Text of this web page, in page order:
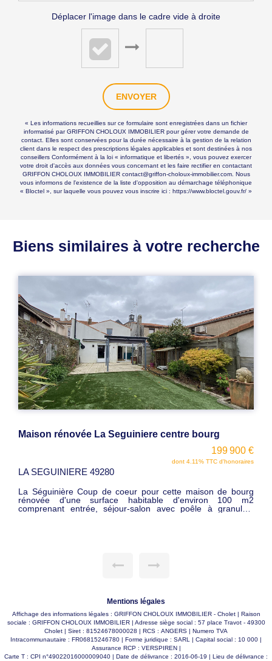
Déplacer l'image dans le cadre vide à droite
ENVOYER
« Les informations recueillies sur ce formulaire sont enregistrées dans un fichier
informatisé par GRIFFON CHOLOUX IMMOBILIER pour gérer votre demande de
contact. Elles sont conservées pour la durée nécessaire à la gestion de la relation
client dans le respect des prescriptions légales applicables et sont destinées à nos
conseillers Conformément à la loi « informatique et libertés », vous pouvez exercer
votre droit d'accès aux données vous concernant et les faire rectifier en contactant
GRIFFON CHOLOUX IMMOBILIER contact@griffon-choloux-immobilier.com. Nous
vous informons de l'existence de la liste d'opposition au démarchage téléphonique
« Bloctel », sur laquelle vous pouvez vous inscrire ici : https://www.bloctel.gouv.fr/ »
Biens similaires à votre recherche
MAISON DE CARACTERE
375 190 €
dont 4.22% TTC d'honoraires
SAINT ANDRE DE LA
Exclusivité Saint André de la marche Vous recherchez une
demeure pleine de charme, spacieuse et familiale Découvrez
chaleureux avec cheminée Séjour lumineux grand bureau
avec WC + WC indépendant À l'extérieur, profitez d'un
superbe terrain clos et paysagé de 915 m² avec garage
fermé+ dépendance en pierre de 140 m²,cave, atelier, idéal
pour les moments en famille, les réceptions ou simplement
savourer le calme. Une maison rare, alliant cachet, espace et
confort, parfaite pour une grande famille ou les amoureux
des belles demeures. Prix : 375 190 € FAI
Mentions légales
Affichage des informations légales : GRIFFON CHOLOUX IMMOBILIER - Cholet | Raison
sociale : GRIFFON CHOLOUX IMMOBILIER | Adresse siège social : 57 place Travot - 49300
Cholet | Siret : 81524678000028 | RCS : ANGERS | Numero TVA
Intracommunautaire : FR06815246780 | Forme juridique : SARL | Capital social : 10 000 |
Assurance RCP : VERSPIREN |
Carte T : CPI n°49022016000009040 | Date de délivrance : 2016-06-19 | Lieu de délivrance :